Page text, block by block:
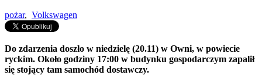
pożar, Volkswagen
Do zdarzenia doszło w niedzielę (20.11) w Owni, w powiecie
ryckim. Około godziny 17:00 w budynku gospodarczym zapalił
się stojący tam samochód dostawczy.